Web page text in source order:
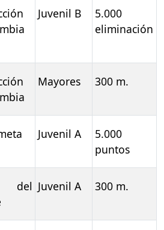
Juvenil B
5.000
eliminación
Mayores 300 m.
Juvenil A
5.000
puntos
del Juvenil A 300 m.